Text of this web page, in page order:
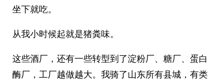
坐下就吃。
从我小时候起就是猪粪味。
这些酒厂，还有一些转型到了淀粉厂、糖厂、蛋白
酶厂，工厂越做越大。我骑了山东所有县城，有类